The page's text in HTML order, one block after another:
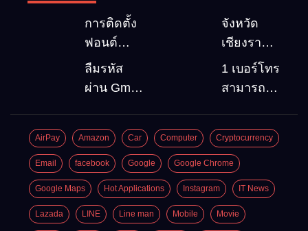
การติดตั้ง
ฟอนต์
(Font)
ลงบน
จังหวัด
เชียงราย 5
สถานที่
ท่องเที่ยว
ลืมรหัส
ผ่าน Gmail
Google
account
อัพเดต
ล่าสุด
1 เบอร์โทร
สามารถ
Gmail
บัญชีใหม่
ได้กี่ครั้ง?
กี่บัญชี ?
AirPay Amazon Car Computer Cryptocurrency
Email facebook Google Google Chrome
Google Maps Hot Applications Instagram IT News
Lazada LINE Line man Mobile Movie